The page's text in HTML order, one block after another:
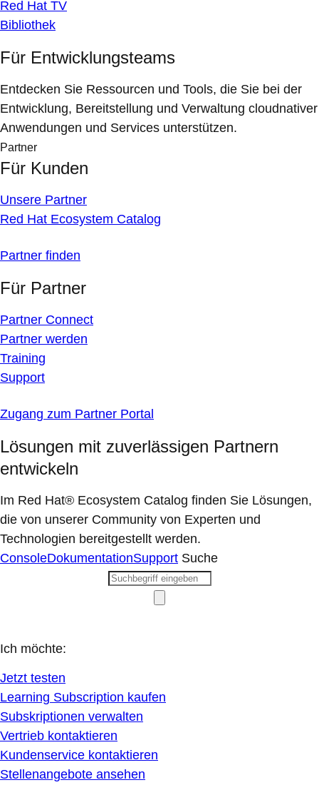
Red Hat TV
Bibliothek
Für Entwicklungsteams
Entdecken Sie Ressourcen und Tools, die Sie bei der
Entwicklung, Bereitstellung und Verwaltung cloudnativer
Anwendungen und Services unterstützen.
Partner
Für Kunden
Unsere Partner
Red Hat Ecosystem Catalog
Partner finden
Für Partner
Partner Connect
Partner werden
Training
Support
Zugang zum Partner Portal
Lösungen mit zuverlässigen Partnern
entwickeln
Im Red Hat® Ecosystem Catalog finden Sie Lösungen,
die von unserer Community von Experten und
Technologien bereitgestellt werden.
ConsoleDokumentationSupport Suche
Ich möchte:
Jetzt testen
Learning Subscription kaufen
Subskriptionen verwalten
Vertrieb kontaktieren
Kundenservice kontaktieren
Stellenangebote ansehen